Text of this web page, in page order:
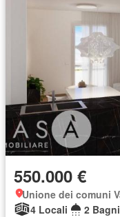
550.000 €
Unione dei comuni
4 Locali
2 Bagni